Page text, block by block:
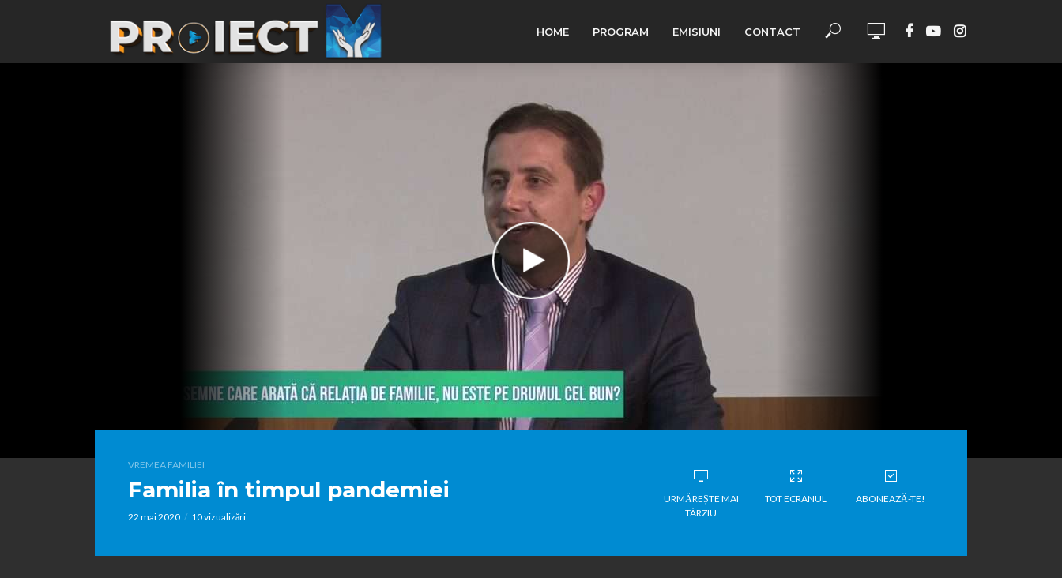
HOME PROGRAM EMISIUNI CONTACT
VREMEA FAMILIEI
Familia în timpul pandemiei
22 mai 2020 10 vizualizări
URMĂREȘTE MAI
TÂRZIU
TOT ECRANUL ABONEAZĂ-TE!